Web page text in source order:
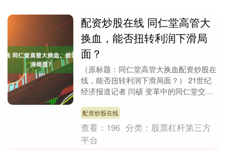
配资炒股在线 同仁堂高管大
换血，能否扭转利润下滑局
面？
（原标题：同仁堂高管大换血配资炒股在
线，能否扭转利润下滑局面？） 21世纪
经济报道记者 闫硕 变革中的同仁堂交出
仁堂实现....
配资炒股在线
查看： 196 分类： 股票杠杆第三方
平台